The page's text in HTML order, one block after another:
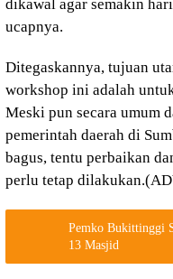
dikawal agar semakin
ucapnya.
Ditegaskannya, tujuan
workshop ini adalah
Meski pun secara umum
pemerintah daerah di
bagus, tentu perbaikan
perlu tetap
Pemko Bukittinggi
13 Masjid